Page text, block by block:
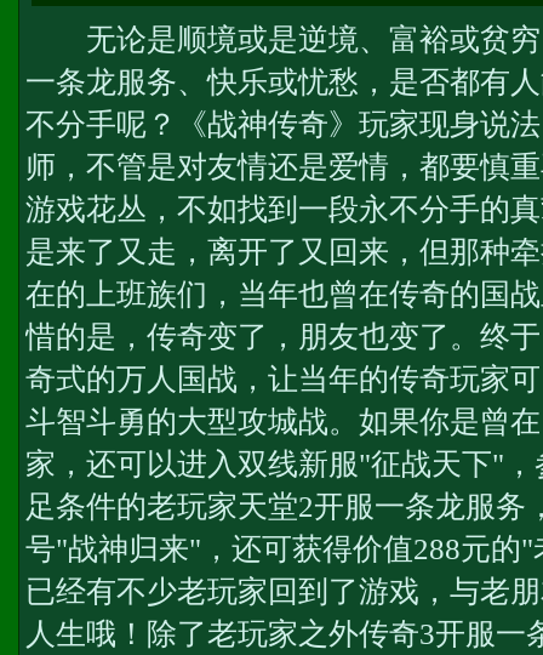
无论是顺境或是逆境、富裕或贫穷
一条龙服务、快乐或忧愁，是否都有
不分手呢？《战神传奇》玩家现身说
师，不管是对友情还是爱情，都要慎
游戏花丛，不如找到一段永不分手的
是来了又走，离开了又回来，但那种
在的上班族们，当年也曾在传奇的国
惜的是，传奇变了，朋友也变了。终
奇式的万人国战，让当年的传奇玩家
斗智斗勇的大型攻城战。如果你是曾
家，还可以进入双线新服"征战天下"
足条件的老玩家天堂2开服一条龙服务
号"战神归来"，还可获得价值288元的
已经有不少老玩家回到了游戏，与老
人生哦！除了老玩家之外传奇3开服一